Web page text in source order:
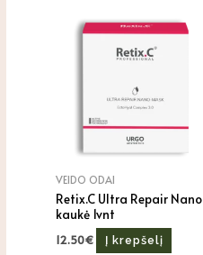
VEIDO ODAI
Retix.C Ultra Repair Nano
kaukė 1vnt
12.50€ Į krepšelį